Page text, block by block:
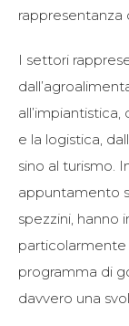
rappresentanza
I settori
e la logistica,
sino al turismo.
appuntamento
spezzini, hanno
particolarmente
programma di
davvero una